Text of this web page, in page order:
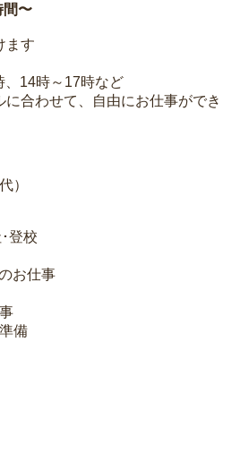
間〜
ます
、14時～17時など
合わせて、自由にお仕事ができ
）
登校
お仕事
備